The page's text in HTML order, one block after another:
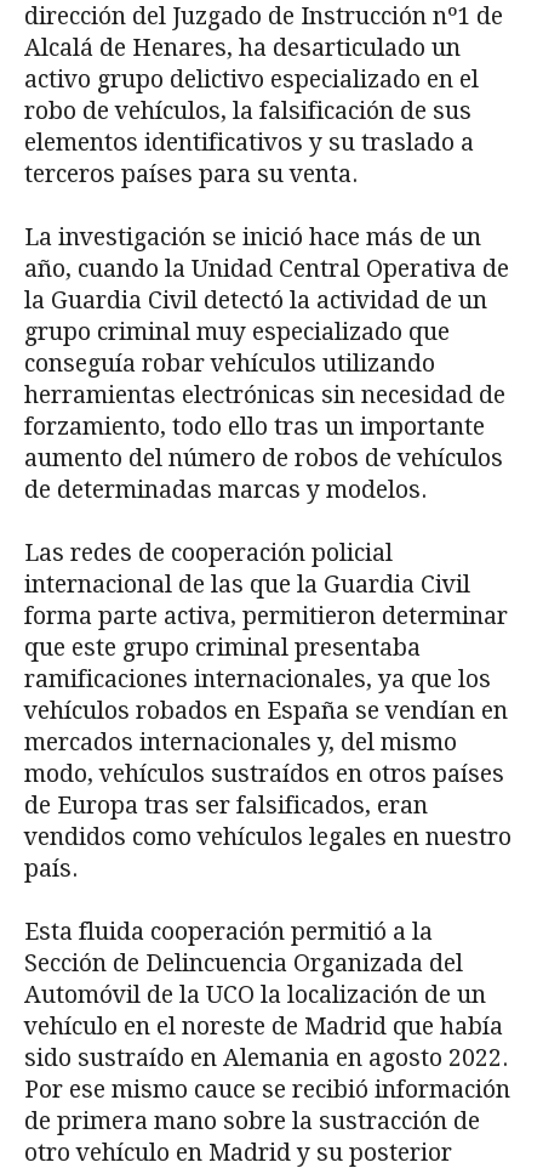
dirección del Juzgado de Instrucción nº1 de
Alcalá de Henares, ha desarticulado un
activo grupo delictivo especializado en el
robo de vehículos, la falsificación de sus
elementos identificativos y su traslado a
terceros países para su venta.
La investigación se inició hace más de un
año, cuando la Unidad Central Operativa de
la Guardia Civil detectó la actividad de un
grupo criminal muy especializado que
conseguía robar vehículos utilizando
herramientas electrónicas sin necesidad de
forzamiento, todo ello tras un importante
aumento del número de robos de vehículos
de determinadas marcas y modelos.
Las redes de cooperación policial
internacional de las que la Guardia Civil
forma parte activa, permitieron determinar
que este grupo criminal presentaba
ramificaciones internacionales, ya que los
vehículos robados en España se vendían en
mercados internacionales y, del mismo
modo, vehículos sustraídos en otros países
de Europa tras ser falsificados, eran
vendidos como vehículos legales en nuestro
país.
Esta fluida cooperación permitió a la
Sección de Delincuencia Organizada del
Automóvil de la UCO la localización de un
vehículo en el noreste de Madrid que había
sido sustraído en Alemania en agosto 2022.
Por ese mismo cauce se recibió información
de primera mano sobre la sustracción de
otro vehículo en Madrid y su posterior